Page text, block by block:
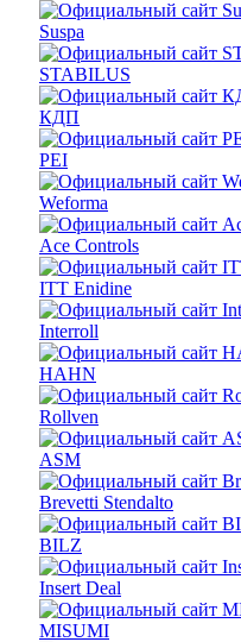
Suspa
STABILUS
КДП
PEI
Weforma
Ace Controls
ITT Enidine
Interroll
HAHN
Rollven
ASM
Brevetti Stendalto
BILZ
Insert Deal
MISUMI